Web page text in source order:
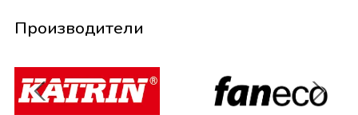
Производители